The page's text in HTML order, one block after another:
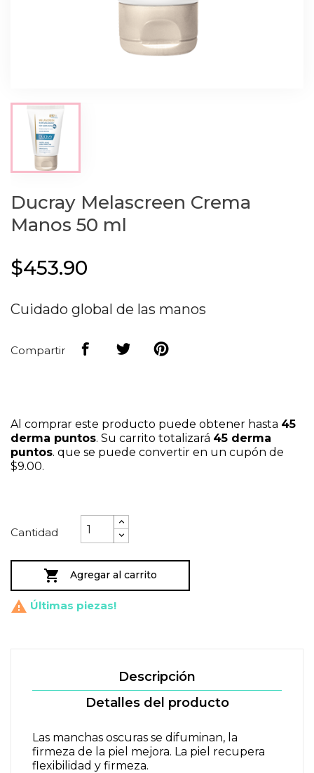
Ducray Melascreen Crema
Manos 50 ml
$453.90
Cuidado global de las manos
Compartir
Al comprar este producto puede obtener hasta 45
derma puntos. Su carrito totalizará 45 derma
puntos. que se puede convertir en un cupón de
$9.00.
Cantidad
 Agregar al carrito
 Últimas piezas!
Descripción
Detalles del producto
Las manchas oscuras se difuminan, la
firmeza de la piel mejora. La piel recupera
flexibilidad y firmeza.